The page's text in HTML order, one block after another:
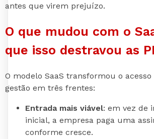
antes que virem prejuízo.
O que mudou com o
que isso destravou as
O modelo SaaS transformou o
gestão em três frentes:
Entrada mais viável: em vez de
inicial, a empresa paga uma
conforme cresce.